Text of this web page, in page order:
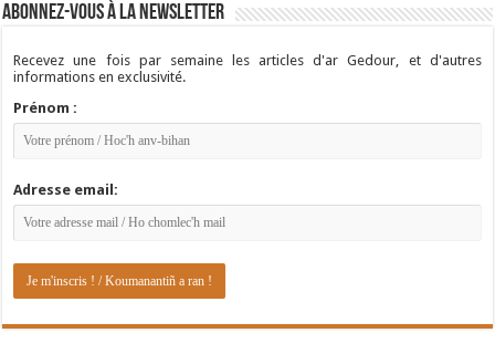
Abonnez-vous à la newsletter
Recevez une fois par semaine les articles d'ar Gedour, et d'autres
informations en exclusivité.
Prénom :
Adresse email: